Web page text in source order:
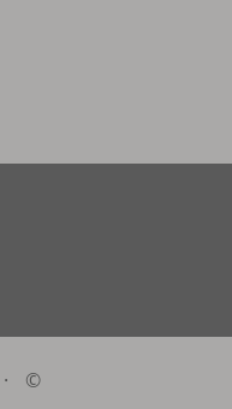
·
©